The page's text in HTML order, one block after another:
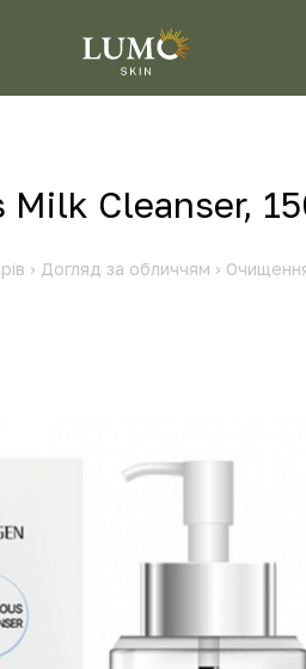
Milk Cleanser,
› Догляд за обличчям ›